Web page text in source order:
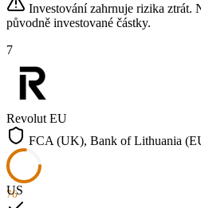
Investování zahrnuje rizika ztrát.
původně investované částky.
7
Revolut EU
FCA (UK), Bank of Lithuania
76
US